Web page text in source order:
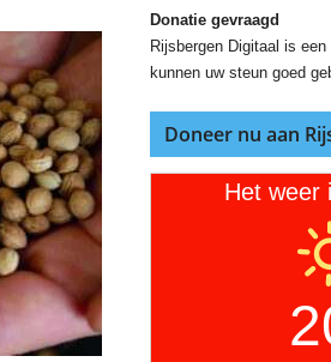
Donatie gevraagd
Rijsbergen Digitaal is
kunnen uw steun goed
Doneer nu aan
Het weer